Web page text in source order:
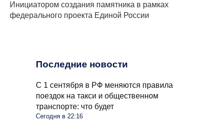
Инициатором создания памятника в рамках
федерального проекта Единой России
Последние новости
С 1 сентября в РФ меняются правила
поездок на такси и общественном
транспорте: что будет
Сегодня в 22:16